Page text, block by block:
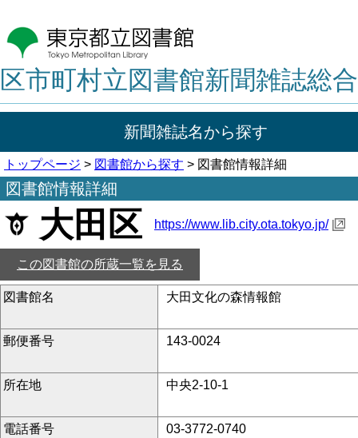
区市町村立図書館新聞雑誌総
新聞雑誌名から探す
トップページ > 図書館から探す > 図書館情報詳細
図書館情報詳細
大田区 https://www.lib.city.ota.tokyo.jp/
この図書館の所蔵一覧を見る
図書館名 大田文化の森情報館
郵便番号 143-0024
所在地 中央2-10-1
電話番号 03-3772-0740